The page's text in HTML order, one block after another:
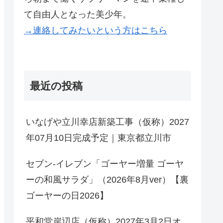
て自由人となった美少年。
→連絡してみたいという方はこちら
最近の投稿
いなげや立川幸店新築工事（仮称）2027
年07月10日完成予定｜東京都立川市
セブン-イレブン「ゴーヤー増量 ゴーヤ
ーの和風サラダ」（2026年8月ver）【裏
ゴーヤーの日2026】